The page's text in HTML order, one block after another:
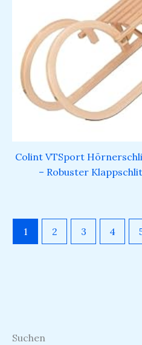
Suchen
Colint VTSport
– Robuster
1 2 3 4